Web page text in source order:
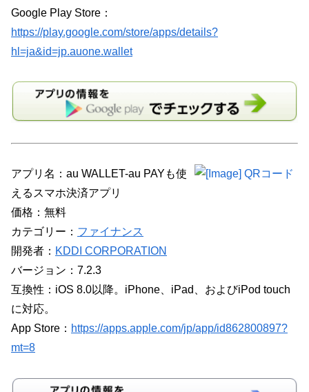
Google Play Store：
https://play.google.com/store/apps/details?
hl=ja&id=jp.auone.wallet
アプリ名：au WALLET-au PAYも使
えるスマホ決済アプリ
価格：無料
カテゴリー： ファイナンス
開発者： KDDI CORPORATION
バージョン：7.2.3
互換性：iOS 8.0以降。iPhone、iPad、およびiPod touch
に対応。
App Store： https://apps.apple.com/jp/app/id862800897?
mt=8